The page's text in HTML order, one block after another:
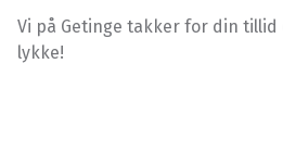
Vi på Getinge takker for din
lykke!